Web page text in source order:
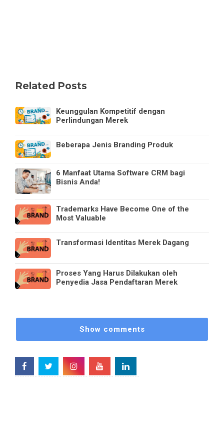
Related Posts
Keunggulan Kompetitif dengan
Perlindungan Merek
Beberapa Jenis Branding Produk
6 Manfaat Utama Software CRM bagi
Bisnis Anda!
Trademarks Have Become One of the
Most Valuable
Transformasi Identitas Merek Dagang
Proses Yang Harus Dilakukan oleh
Penyedia Jasa Pendaftaran Merek
Show comments